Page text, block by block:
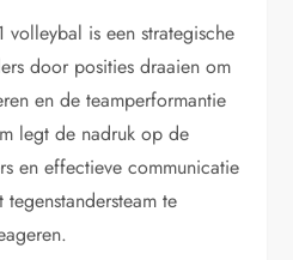
volleybal is een strategische
door posities draaien om
en de teamperformantie
legt de nadruk op de
en effectieve communicatie
te